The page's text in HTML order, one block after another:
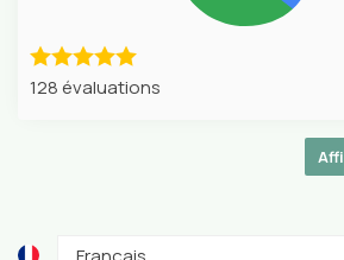
128 évaluations